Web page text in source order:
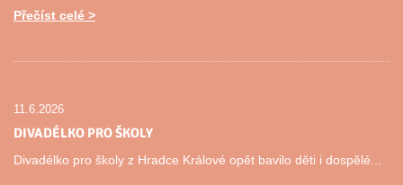
Přečíst celé
11.6.2026
DIVADÉLKO PRO ŠKOLY
Divadélko pro školy z Hradce Králové opět bavilo děti i dospělé...